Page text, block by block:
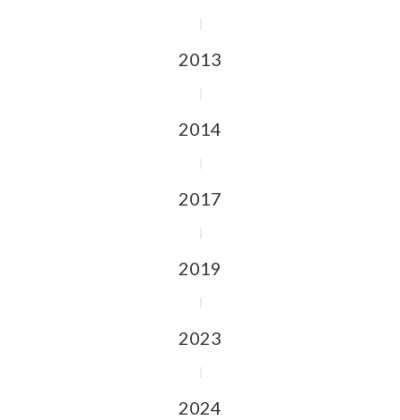
2013
2014
2017
2019
2023
2024